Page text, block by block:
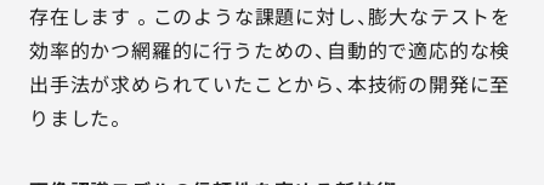
存在します 。このような課題に対し、膨大なテストを
効率的かつ網羅的に行うための、自動的で適応的な検
出手法が求められていたことから、本技術の開発に至
りました。